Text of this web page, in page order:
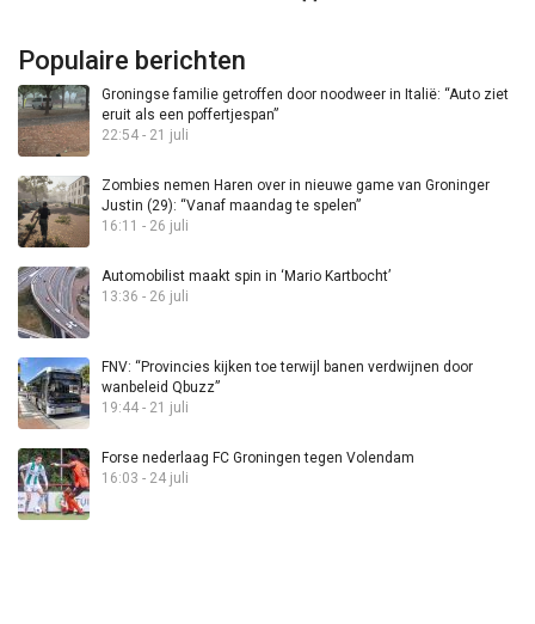
Populaire berichten
Groningse familie getroffen door noodweer in Italië: “Auto ziet
eruit als een poffertjespan”
22:54 - 21 juli
Zombies nemen Haren over in nieuwe game van Groninger
Justin (29): “Vanaf maandag te spelen”
16:11 - 26 juli
Automobilist maakt spin in ‘Mario Kartbocht’
13:36 - 26 juli
FNV: “Provincies kijken toe terwijl banen verdwijnen door
wanbeleid Qbuzz”
19:44 - 21 juli
Forse nederlaag FC Groningen tegen Volendam
16:03 - 24 juli